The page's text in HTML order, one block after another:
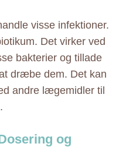
visse infektioner.
Det virker ved
bakterier og tillade
dræbe dem. Det kan
andre lægemidler til
og